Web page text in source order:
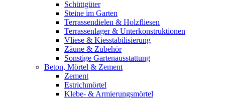
Schüttgüter
Steine im Garten
Terrassendielen & Holzfliesen
Terrassenlager & Unterkonstruktionen
Vliese & Kiesstabilisierung
Zäune & Zubehör
Sonstige Gartenausstattung
Beton, Mörtel & Zement
Zement
Estrichmörtel
Klebe- & Armierungsmörtel